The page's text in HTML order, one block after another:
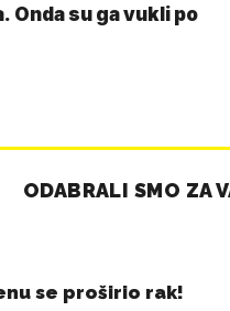
Onda su ga vukli po